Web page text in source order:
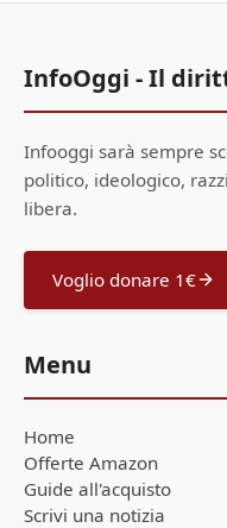
InfoOggi - Il
Infooggi sarà sempre
politico, ideologico,
libera.
Voglio donare 1€
Menu
Home
Offerte Amazon
Guide all'acquisto
Scrivi una notizia